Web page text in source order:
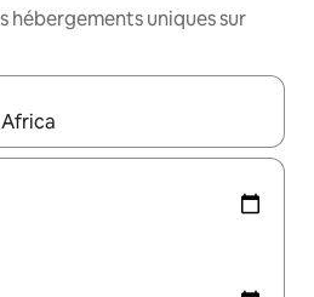
hébergements uniques sur
utilisez les flèches vers le